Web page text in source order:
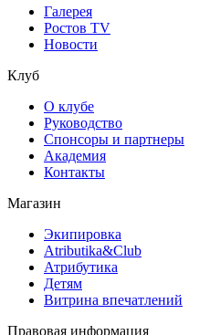
Галерея
Ростов TV
Новости
Клуб
О клубе
Руководство
Спонсоры и партнеры
Академия
Контакты
Магазин
Экипировка
Atributika&Club
Атрибутика
Детям
Витрина впечатлений
Правовая информация